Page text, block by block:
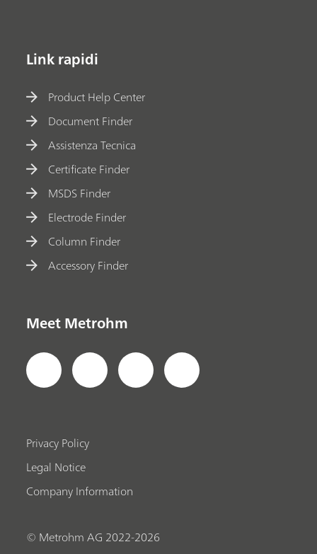
Link rapidi
Product Help Center
Document Finder
Assistenza Tecnica
Certificate Finder
MSDS Finder
Electrode Finder
Column Finder
Accessory Finder
Meet Metrohm
Privacy Policy
Legal Notice
Company Information
© Metrohm AG 2022-2026